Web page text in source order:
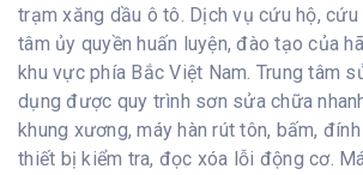
trạm xăng dầu ô tô. Dịch vụ cứu hộ, cứu
tâm ủy quyền huấn luyện, đào tạo của
khu vực phía Bắc Việt Nam. Trung tâm
dụng được quy trình sơn sửa chữa
khung xương, máy hàn rút tôn, bấm,
thiết bị kiểm tra, đọc xóa lỗi động cơ.